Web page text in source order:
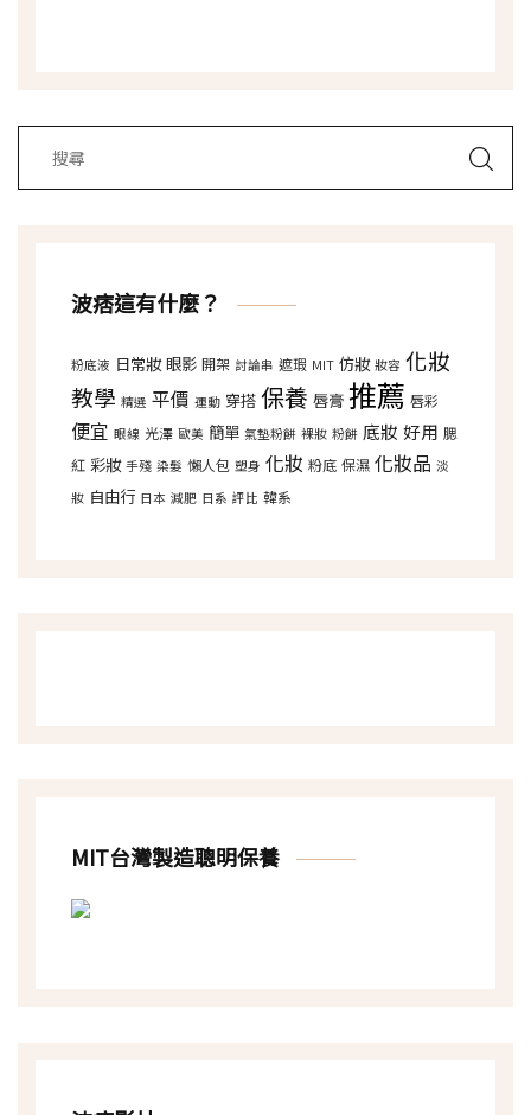
波痞這有什麼？
粉底液 日常妝 眼影 開架 討論串 遮瑕 MIT 仿妝 妝容 化妝
教學 精選 平價 運動 穿搭 保養 唇膏 推薦 唇彩
便宜 眼線 光澤 歐美 簡單 氣墊粉餅 裸妝 粉餅 底妝 好用 腮
紅 彩妝 手殘 染髮 懶人包 塑身 化妝 粉底 保濕 化妝品 淡
妝 自由行 日本 減肥 日系 評比 韓系
MIT台灣製造聰明保養